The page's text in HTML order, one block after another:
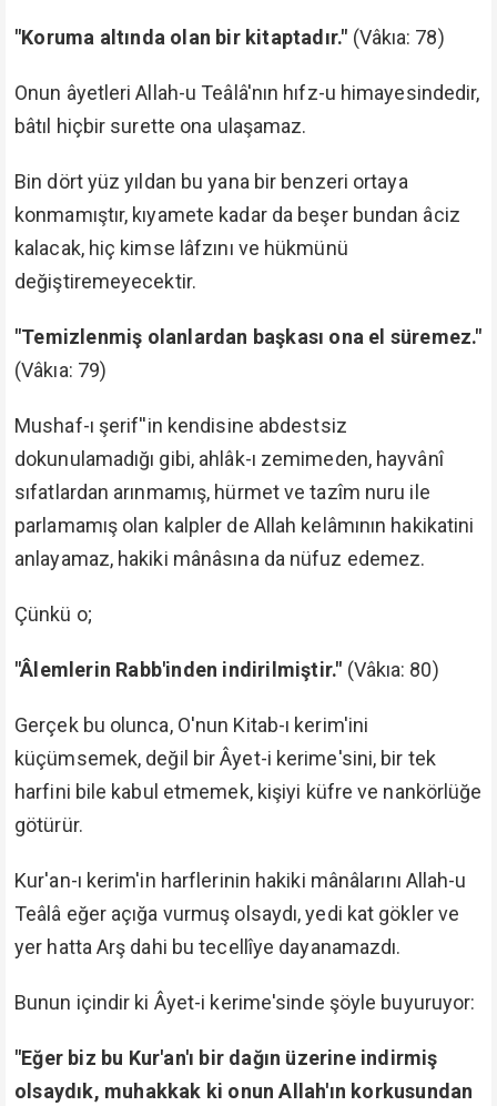
"Koruma altında olan bir kitaptadır." (Vâkıa: 78)
Onun âyetleri Allah-u Teâlâ'nın hıfz-u himayesindedir,
bâtıl hiçbir surette ona ulaşamaz.
Bin dört yüz yıldan bu yana bir benzeri ortaya
konmamıştır, kıyamete kadar da beşer bundan âciz
kalacak, hiç kimse lâfzını ve hükmünü
değiştiremeyecektir.
"Temizlenmiş olanlardan başkası ona el süremez."
(Vâkıa: 79)
Mushaf-ı şerif''in kendisine abdestsiz
dokunulamadığı gibi, ahlâk-ı zemimeden, hayvânî
sıfatlardan arınmamış, hürmet ve tazîm nuru ile
parlamamış olan kalpler de Allah kelâmının hakikatini
anlayamaz, hakiki mânâsına da nüfuz edemez.
Çünkü o;
"Âlemlerin Rabb'inden indirilmiştir." (Vâkıa: 80)
Gerçek bu olunca, O'nun Kitab-ı kerim'ini
küçümsemek, değil bir Âyet-i kerime'sini, bir tek
harfini bile kabul etmemek, kişiyi küfre ve nankörlüğe
götürür.
Kur'an-ı kerim'in harflerinin hakiki mânâlarını Allah-u
Teâlâ eğer açığa vurmuş olsaydı, yedi kat gökler ve
yer hatta Arş dahi bu tecellîye dayanamazdı.
Bunun içindir ki Âyet-i kerime'sinde şöyle buyuruyor:
"Eğer biz bu Kur'an'ı bir dağın üzerine indirmiş
olsaydık, muhakkak ki onun Allah'ın korkusundan